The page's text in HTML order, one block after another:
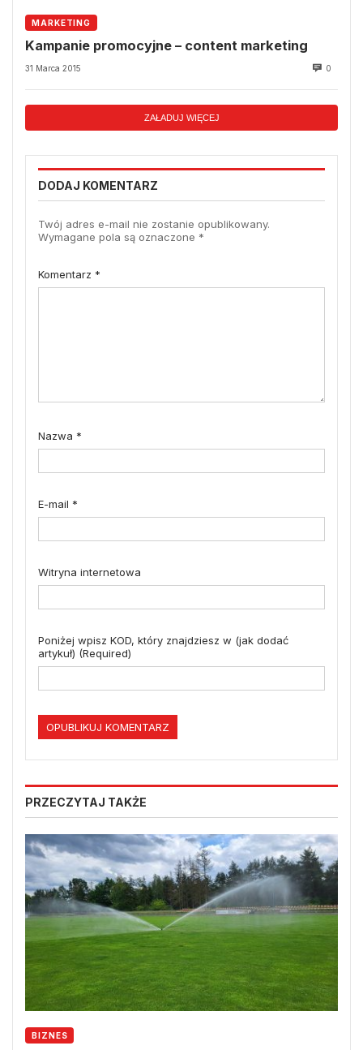
MARKETING
Kampanie promocyjne – content marketing
31 Marca 2015 0
ZAŁADUJ WIĘCEJ
DODAJ KOMENTARZ
Twój adres e-mail nie zostanie opublikowany.
Wymagane pola są oznaczone *
Komentarz *
Nazwa *
E-mail *
Witryna internetowa
Poniżej wpisz KOD, który znajdziesz w (jak dodać
artykuł) (Required)
PRZECZYTAJ TAKŻE
BIZNES